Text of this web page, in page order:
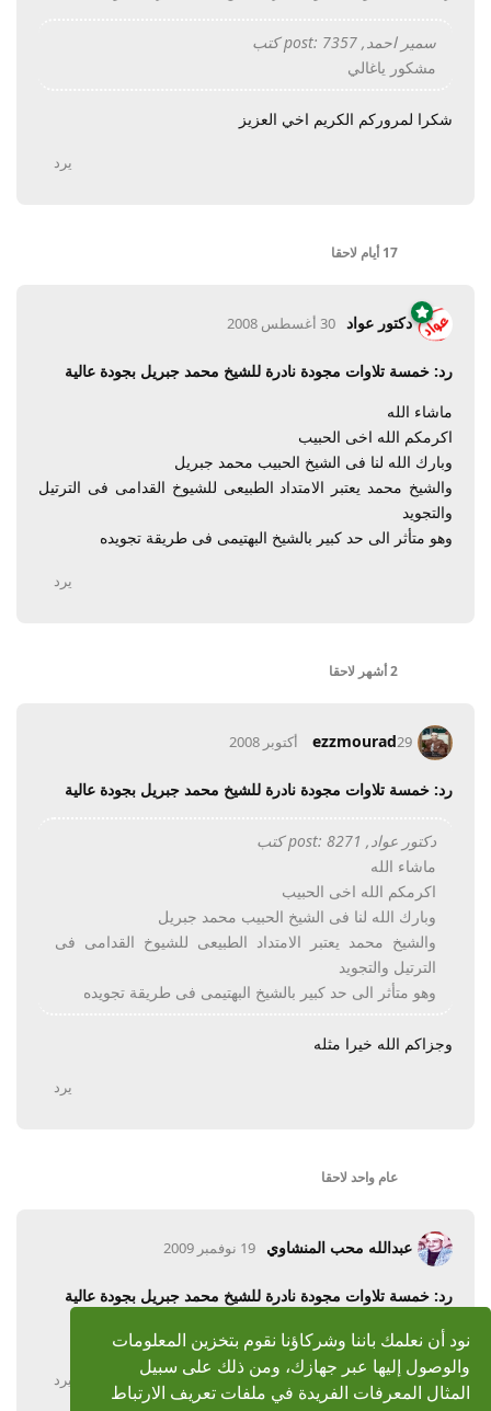
نود أن نعلمك باننا وشركاؤنا نقوم بتخزين المعلومات
والوصول إليها عبر جهازك، ومن ذلك على سبيل
المثال المعرفات الفريدة في ملفات تعريف الارتباط
سمير احمد, post: 7357 كتب
مشكور ياغالي
شكرا لمروركم الكريم اخي العزيز
يرد
17 أيام لاحقا
دكتور عواد 30 أغسطس 2008
رد: خمسة تلاوات مجودة نادرة للشيخ محمد جبريل بجودة عالية
ماشاء الله
اكرمكم الله اخى الحبيب
وبارك الله لنا فى الشيخ الحبيب محمد جبريل
والشيخ محمد يعتبر الامتداد الطبيعى للشيوخ القدامى فى الترتيل
والتجويد
وهو متأثر الى حد كبير بالشيخ البهتيمى فى طريقة تجويده
يرد
2 أشهر لاحقا
ezzmourad29 أكتوبر 2008
رد: خمسة تلاوات مجودة نادرة للشيخ محمد جبريل بجودة عالية
دكتور عواد, post: 8271 كتب
ماشاء الله
اكرمكم الله اخى الحبيب
وبارك الله لنا فى الشيخ الحبيب محمد جبريل
والشيخ محمد يعتبر الامتداد الطبيعى للشيوخ القدامى فى
الترتيل والتجويد
وهو متأثر الى حد كبير بالشيخ البهتيمى فى طريقة تجويده
وجزاكم الله خيرا مثله
يرد
عام واحد لاحقا
عبدالله محب المنشاوي 19 نوفمبر 2009
رد: خمسة تلاوات مجودة نادرة للشيخ محمد جبريل بجودة عالية
بارك الله فيك
يرد